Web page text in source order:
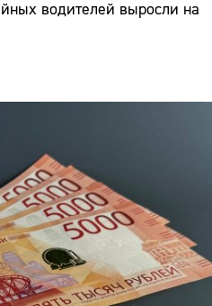
водителей выросли на